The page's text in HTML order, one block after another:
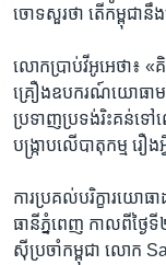
ចោទ​សួរ​ថា​ តើ​កម្ពុជា​នឹ
លោក​ប្រាប់​វីអូអេ​ថា៖ ​«
គ្រឿង​ឧបករណ៍​យោធា​មក​
ប្រទាញ​ប្រទង់​រិះគន់​ទៅ​ល
បង្ក្រាប​លើ​បាតុកម្ម​ រឿង​
ការ​ប្រគល់​បរិក្ខារ​យោធ
ធានី​ភ្នំពេញ ​កាល​ពី​ថ្ងៃ
ស៊ី​ប្រចាំ​កម្ពុជា ​លោក​